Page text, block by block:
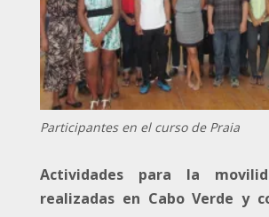
Participantes en el curso de Praia
Actividades para la
realizadas en Cabo Verde y